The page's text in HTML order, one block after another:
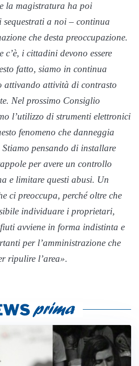
la magistratura ha poi
sequestrati a noi – continua
che desta preoccupazione.
c’è, i cittadini devono essere
fatto, siamo in continua
attivando attività di contrasto
Nel prossimo Consiglio
l’utilizzo di strumenti elettronici
fenomeno che danneggia
pensando di installare
per avere un controllo
e limitare questi abusi. Un
ci preoccupa, perché oltre che
individuare i proprietari,
avviene in forma indistinta e
per l’amministrazione che
ripulire l’area».